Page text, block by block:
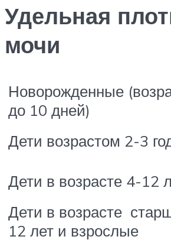
Удельная
мочи
Новорожденные
до 10 дней)
Дети возрастом 2-3
Дети в возрасте 4-12
Дети в возрасте
12 лет и взрослые